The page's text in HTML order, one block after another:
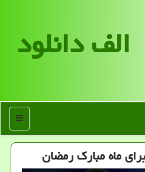
الف دانلود
منو
ماه مبارک رمضان